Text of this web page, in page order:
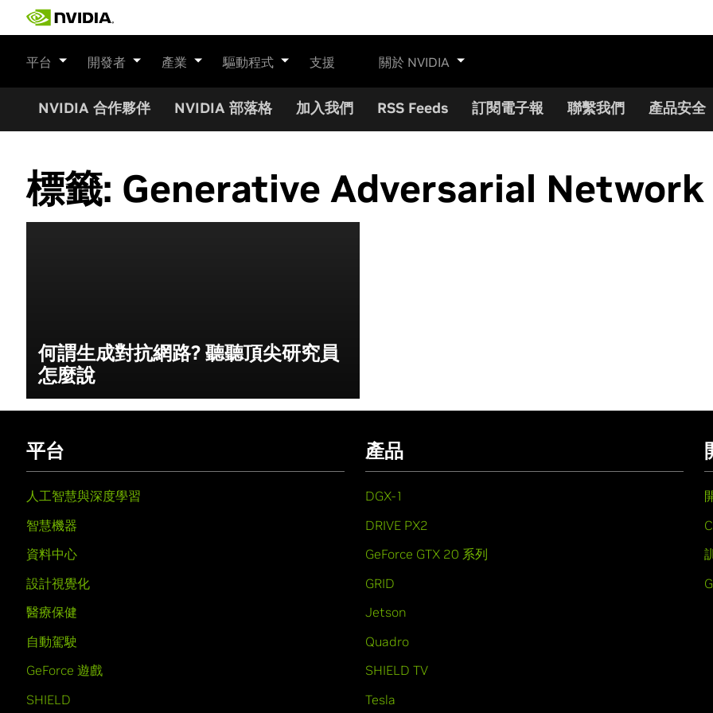
平台 開發者 產業 驅動程式 支援 關於 NVIDIA
NVIDIA 合作夥伴 NVIDIA 部落格 加入我們 RSS Feeds 訂閱電子報 聯繫我們 產品安全
標籤: Generative Adversarial Network
何謂生成對抗網路? 聽聽頂尖研究員
怎麼說
平台
人工智慧與深度學習
智慧機器
資料中心
設計視覺化
醫療保健
自動駕駛
GeForce 遊戲
SHIELD
產品
DGX-1
DRIVE PX2
GeForce GTX 20 系列
GRID
Jetson
Quadro
SHIELD TV
Tesla